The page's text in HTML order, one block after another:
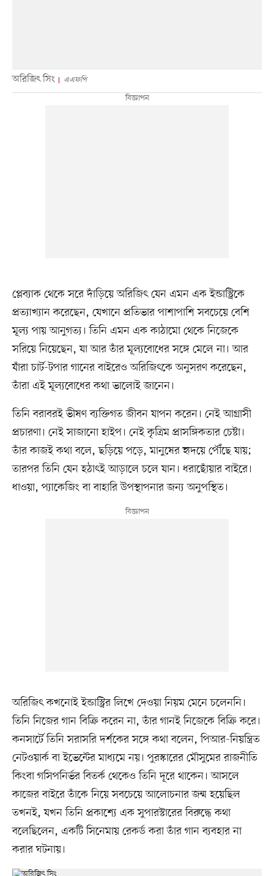
অরিজিৎ সিং এএফপি
প্লেব্যাক থেকে সরে দাঁড়িয়ে অরিজিৎ যেন এমন এক ইন্ডাস্ট্রিকে
প্রত্যাখ্যান করেছেন, যেখানে প্রতিভার পাশাপাশি সবচেয়ে বেশি
মূল্য পায় আনুগত্য। তিনি এমন এক কাঠামো থেকে নিজেকে
সরিয়ে নিয়েছেন, যা আর তাঁর মূল্যবোধের সঙ্গে মেলে না। আর
যাঁরা চার্ট-টপার গানের বাইরেও অরিজিৎকে অনুসরণ করেছেন,
তাঁরা এই মূল্যবোধের কথা ভালোই জানেন।
তিনি বরাবরই ভীষণ ব্যক্তিগত জীবন যাপন করেন। নেই আগ্রাসী
প্রচারণা। নেই সাজানো হাইপ। নেই কৃত্রিম প্রাসঙ্গিকতার চেষ্টা।
তাঁর কাজই কথা বলে, ছড়িয়ে পড়ে, মানুষের হৃদয়ে পৌঁছে যায়;
তারপর তিনি যেন হঠাৎই আড়ালে চলে যান। ধরাছোঁয়ার বাইরে।
ধাওয়া, প্যাকেজিং বা বাহারি উপস্থাপনার জন্য অনুপস্থিত।
অরিজিৎ কখনোই ইন্ডাস্ট্রির লিখে দেওয়া নিয়ম মেনে চলেননি।
তিনি নিজের গান বিক্রি করেন না, তাঁর গানই নিজেকে বিক্রি করে।
কনসার্টে তিনি সরাসরি দর্শকের সঙ্গে কথা বলেন, পিআর-নিয়ন্ত্রিত
নেটওয়ার্ক বা ইভেন্টের মাধ্যমে নয়। পুরস্কারের মৌসুমের রাজনীতি
কিংবা গসিপনির্ভর বিতর্ক থেকেও তিনি দূরে থাকেন। আসলে
কাজের বাইরে তাঁকে নিয়ে সবচেয়ে আলোচনার জন্ম হয়েছিল
তখনই, যখন তিনি প্রকাশ্যে এক সুপারস্টারের বিরুদ্ধে কথা
বলেছিলেন, একটি সিনেমায় রেকর্ড করা তাঁর গান ব্যবহার না
করার ঘটনায়।